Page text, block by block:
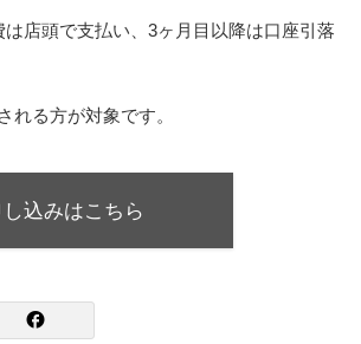
店頭で支払い、3ヶ月目以降は口座引落
る方が対象です。
込みはこちら